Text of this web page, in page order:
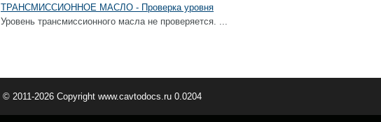
ТРАНСМИССИОННОЕ МАСЛО - Проверка уровня
Уровень трансмиссионного масла не проверяется. ...
© 2011-2026 Copyright www.cavtodocs.ru 0.0204